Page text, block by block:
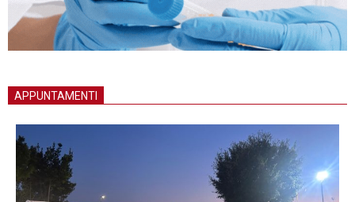
APPUNTAMENTI